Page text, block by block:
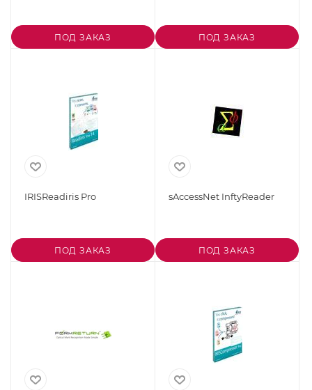
ПОД ЗАКАЗ ПОД ЗАКАЗ
IRISReadiris Pro
ПОД ЗАКАЗ
sAccessNet InftyReader
ПОД ЗАКАЗ